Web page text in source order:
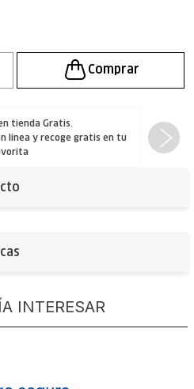
tienda Gratis.
línea yrecoge gratis en tu
INTERESAR